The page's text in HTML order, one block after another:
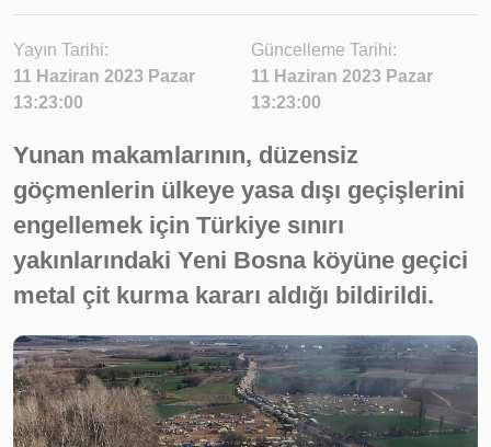
Yayın Tarihi:
11 Haziran 2023 Pazar
13:23:00
Güncelleme Tarihi:
11 Haziran 2023 Pazar
13:23:00
Yunan makamlarının, düzensiz
göçmenlerin ülkeye yasa dışı geçişlerini
engellemek için Türkiye sınırı
yakınlarındaki Yeni Bosna köyüne geçici
metal çit kurma kararı aldığı bildirildi.